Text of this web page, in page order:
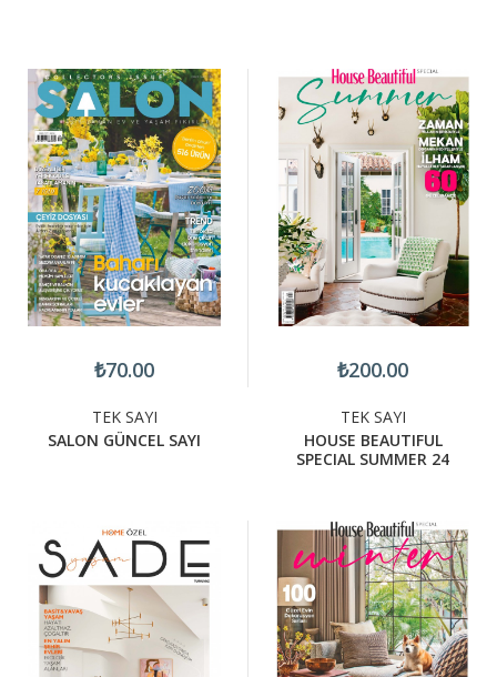
₺70.00
TEK SAYI
SALON GÜNCEL SAYI
₺200.00
TEK SAYI
HOUSE BEAUTIFUL
SPECIAL SUMMER 24